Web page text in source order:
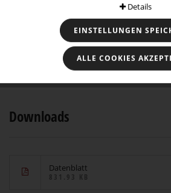
Besonderheiten
Downloads
Datenblatt
Details
EINSTELLUNGEN
ALLE COOKIES